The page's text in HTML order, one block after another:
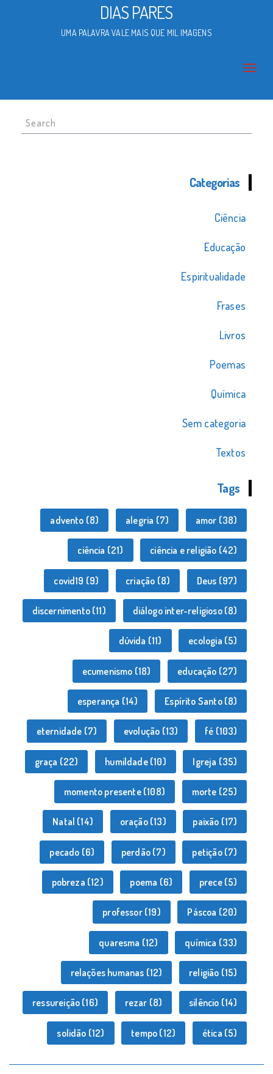
DIAS PARES
UMA PALAVRA VALE MAIS QUE MIL IMAGENS
Search
for:
Categorias
Ciência
Educação
Espiritualidade
Frases
Livros
Poemas
Química
Sem categoria
Textos
Tags
advento (8) alegria (7) amor (38)
ciência (21) ciência e religião (42)
covid19 (9) criação (8) Deus (97)
discernimento(11) diálogo inter-religioso(8)
dúvida (11) ecologia (5)
ecumenismo (18) educação (27)
esperança (14) Espírito Santo(8)
eternidade (7) evolução (13) fé (103)
graça (22) humildade(10) Igreja (35)
momento presente(108) morte (25)
Natal (14) oração(13) paixão (17)
pecado (6) perdão(7) petição(7)
pobreza (12) poema (6) prece(5)
professor(19) Páscoa (20)
quaresma (12) química (33)
relações humanas (12) religião (15)
ressureição (16) rezar (8) silêncio (14)
solidão (12) tempo (12) ética (5)